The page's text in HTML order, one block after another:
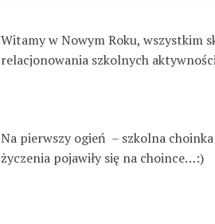
Witamy w Nowym Roku, wszystkim
relacjonowania szkolnych
Na pierwszy ogień – szkolna
życzenia pojawiły się na choince…:)